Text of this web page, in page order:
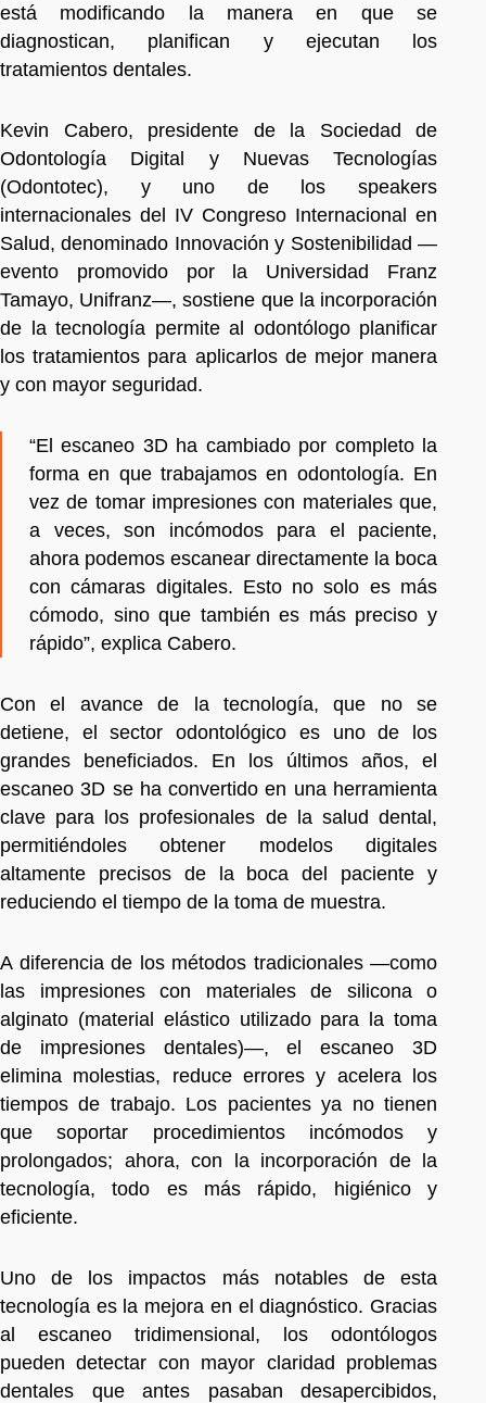
está modificando la manera en que se
diagnostican, planifican y ejecutan los
tratamientos dentales.
Kevin Cabero, presidente de la Sociedad de
Odontología Digital y Nuevas Tecnologías
(Odontotec), y uno de los speakers
internacionales del IV Congreso Internacional en
Salud, denominado Innovación y Sostenibilidad —
evento promovido por la Universidad Franz
Tamayo, Unifranz—, sostiene que la incorporación
de la tecnología permite al odontólogo planificar
los tratamientos para aplicarlos de mejor manera
y con mayor seguridad.
“El escaneo 3D ha cambiado por completo la
forma en que trabajamos en odontología. En
vez de tomar impresiones con materiales que,
a veces, son incómodos para el paciente,
ahora podemos escanear directamente la boca
con cámaras digitales. Esto no solo es más
cómodo, sino que también es más preciso y
rápido”, explica Cabero.
Con el avance de la tecnología, que no se
detiene, el sector odontológico es uno de los
grandes beneficiados. En los últimos años, el
escaneo 3D se ha convertido en una herramienta
clave para los profesionales de la salud dental,
permitiéndoles obtener modelos digitales
altamente precisos de la boca del paciente y
reduciendo el tiempo de la toma de muestra.
A diferencia de los métodos tradicionales —como
las impresiones con materiales de silicona o
alginato (material elástico utilizado para la toma
de impresiones dentales)—, el escaneo 3D
elimina molestias, reduce errores y acelera los
tiempos de trabajo. Los pacientes ya no tienen
que soportar procedimientos incómodos y
prolongados; ahora, con la incorporación de la
tecnología, todo es más rápido, higiénico y
eficiente.
Uno de los impactos más notables de esta
tecnología es la mejora en el diagnóstico. Gracias
al escaneo tridimensional, los odontólogos
pueden detectar con mayor claridad problemas
dentales que antes pasaban desapercibidos,